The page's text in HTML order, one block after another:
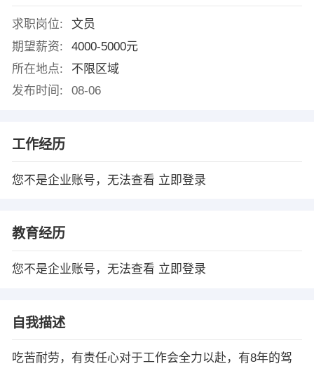
求职岗位:
文员
期望薪资:
4000-5000元
所在地点:
不限区域
发布时间:
08-06
工作经历
您不是企业账号，无法查看 立即登录
教育经历
您不是企业账号，无法查看 立即登录
自我描述
吃苦耐劳，有责任心对于工作会全力以赴，有8年的驾